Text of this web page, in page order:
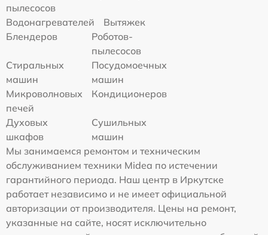
пылесосов
Водонагревателей
Вытяжек
Блендеров
Роботов-
пылесосов
Стиральных
машин
Посудомоечных
машин
Микроволновых
печей
Кондиционеров
Духовых
шкафов
Сушильных
машин
Мы занимаемся ремонтом и техническим
обслуживанием техники Midea по истечении
гарантийного периода. Наш центр в Иркутске
работает независимо и не имеет официальной
авторизации от производителя. Цены на ремонт,
указанные на сайте, носят исключительно